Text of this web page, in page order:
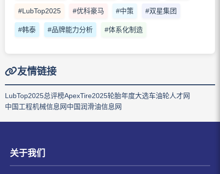
#LubTop2025 #优科豪马 #中策 #双星集团
#韩泰 #品牌能力分析 #体系化制造
友情链接
LubTop2025总评榜ApexTire2025轮胎年度大选车油轮人才网
中国工程机械信息网中国润滑油信息网
关于我们